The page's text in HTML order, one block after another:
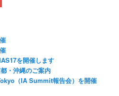
を開催します
・沖縄のご案内
（IA Summit報告会）を開催